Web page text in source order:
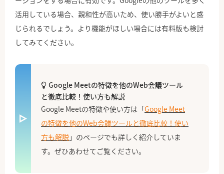
活用している場合、親和性が高いため、使い勝手がよいと感
じられるでしょう。より機能がほしい場合には有料版も検討
してみてください。
Google Meetの特徴を他のWeb会議ツール
と徹底比較！使い方も解説
Google Meetの特徴や使い方は「Google Meet
の特徴を他のWeb会議ツールと徹底比較！使い
方も解説 」のページでも詳しく紹介していま
す。ぜひあわせてご覧ください。